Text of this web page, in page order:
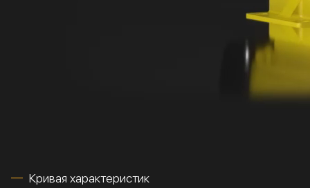
Кривая характеристик